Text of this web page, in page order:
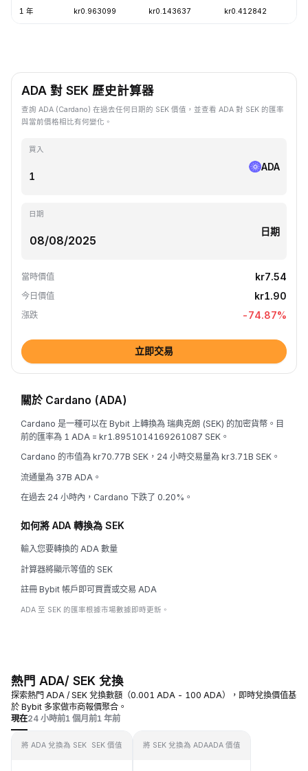
1 年 kr0.963099 kr0.143637 kr0.412842
ADA 對 SEK 歷史計算器
查詢 ADA (Cardano) 在過去任何日期的 SEK 價值，並查看 ADA 對 SEK 的匯率
與當前價格相比有何變化。
買入
ADA
日期
日期
當時價值 kr7.54
今日價值 kr1.90
漲跌 -74.87%
立即交易
關於 Cardano (ADA)
Cardano 是一種可以在 Bybit 上轉換為 瑞典克朗 (SEK) 的加密貨幣。目
前的匯率為 1 ADA = kr1.8951014169261087 SEK。
Cardano 的市值為 kr70.77B SEK，24 小時交易量為 kr3.71B SEK。
流通量為 37B ADA。
在過去 24 小時內，Cardano 下跌了 0.20%。
如何將 ADA 轉換為 SEK
輸入您要轉換的 ADA 數量
計算器將顯示等值的 SEK
註冊 Bybit 帳戶即可買賣或交易 ADA
ADA 至 SEK 的匯率根據市場數據即時更新。
熱門 ADA/ SEK 兌換
探索熱門 ADA / SEK 兌換數額（0.001 ADA - 100 ADA），即時兌換價值基
於 Bybit 多家做市商報價聚合。
現在24 小時前1 個月前1 年前
將 ADA 兌換為 SEK SEK 價值 將 SEK 兌換為 ADAADA 價值